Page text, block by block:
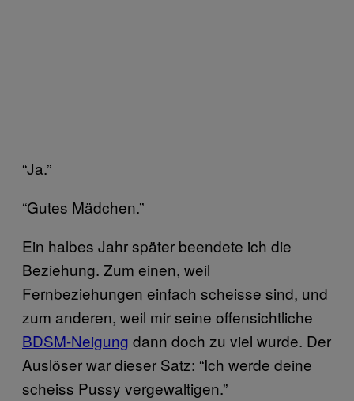
“Ja.”
“Gutes Mädchen.”
Ein halbes Jahr später beendete ich die
Beziehung. Zum einen, weil
Fernbeziehungen einfach scheisse sind, und
zum anderen, weil mir seine offensichtliche
BDSM-Neigung dann doch zu viel wurde. Der
Auslöser war dieser Satz: “Ich werde deine
scheiss Pussy vergewaltigen.”